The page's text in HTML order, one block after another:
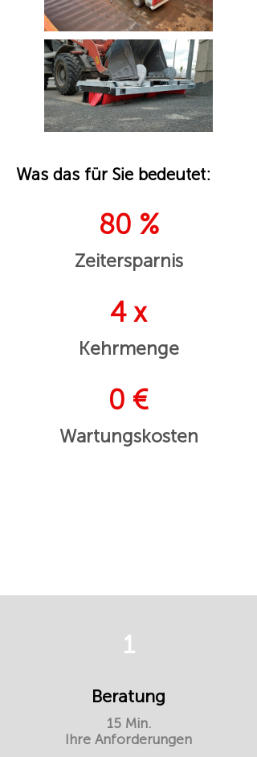
Was das für Sie bedeutet:
80 %
Zeitersparnis
4 x
Kehrmenge
0 €
Wartungskosten
1
Beratung
15 Min.
Ihre Anforderungen